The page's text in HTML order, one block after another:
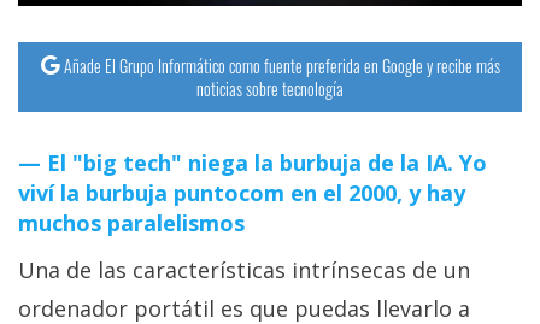
Añade El Grupo Informático como fuente preferida en Google y recibe más
noticias sobre tecnología
El "big tech" niega la burbuja de la IA. Yo
viví la burbuja puntocom en el 2000, y hay
muchos paralelismos
Una de las características intrínsecas de un
ordenador portátil es que puedas llevarlo a